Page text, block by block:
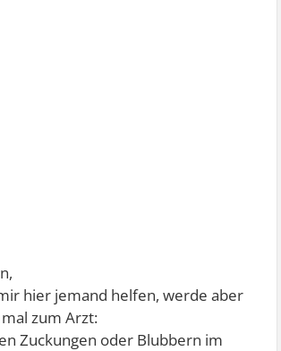
hier jemand helfen, werde aber
zum Arzt:
Zuckungen oder Blubbern im